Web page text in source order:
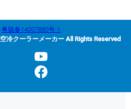
粤協备14007880号-1
冷クーラーメーカー All Rights Reserved